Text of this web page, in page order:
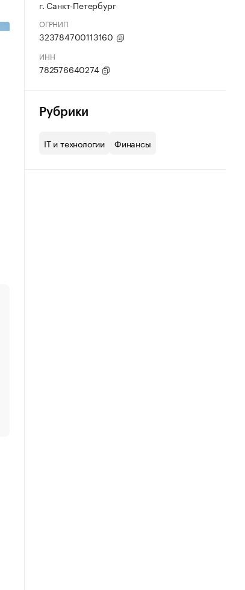
г. Санкт-Петербург
ОГРНИП
323784700113160
ИНН
782576640274
Рубрики
IT и технологии Финансы